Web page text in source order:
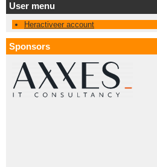
User menu
Heractiveer account
Sponsors